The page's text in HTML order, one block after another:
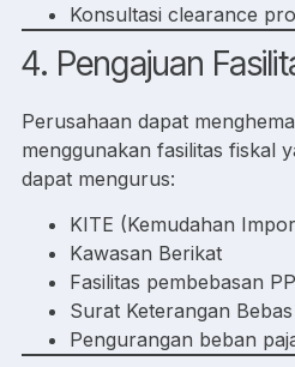
Konsultasi clearance
4. Pengajuan
Perusahaan dapat
menggunakan fasilitas fiskal
dapat mengurus:
KITE (Kemudahan
Kawasan Berikat
Fasilitas pembebasan
Surat Keterangan
Pengurangan beban